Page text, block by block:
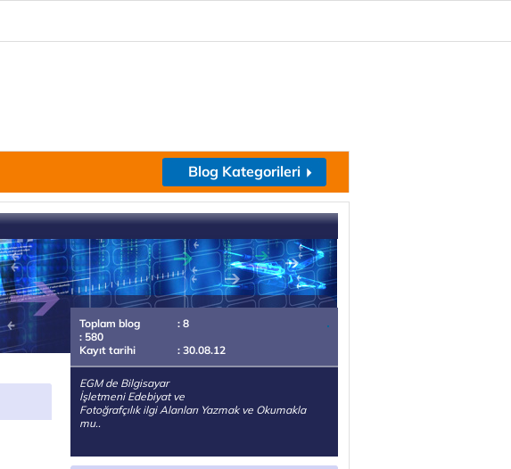
Blog Kategorileri
Toplam blog
: 8
: 580
Kayıt tarihi
: 30.08.12
EGM de Bilgisayar
İşletmeni Edebiyat ve
Fotoğrafçılık ilgi Alanları Yazmak ve Okumakla
mu..